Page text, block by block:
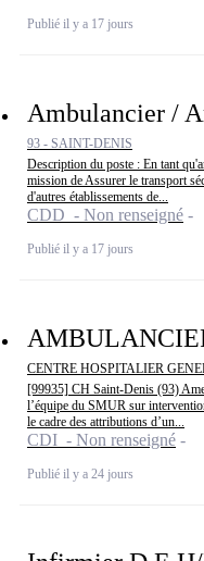
Publié il y a 17 jours
Ambulancier /
93 - SAINT-DENIS
Description du poste : En tant
mission de Assurer le transport
d'autres établissements de...
CDD - Non renseigné
Publié il y a 17 jours
CENTRE HOSPITALIER
[99935] CH Saint-Denis (93)
l’équipe du SMUR sur
le cadre des attributions d’un...
CDI - Non renseigné
Publié il y a 24 jours